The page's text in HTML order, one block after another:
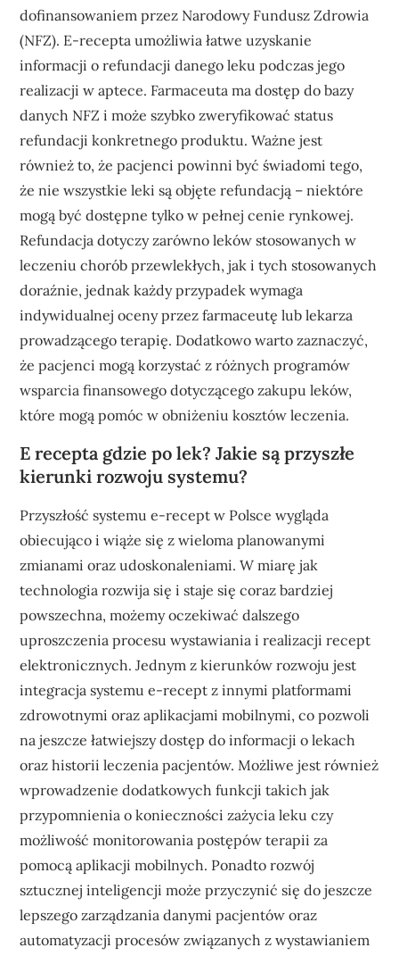
dofinansowaniem przez Narodowy Fundusz Zdrowia
(NFZ). E-recepta umożliwia łatwe uzyskanie
informacji o refundacji danego leku podczas jego
realizacji w aptece. Farmaceuta ma dostęp do bazy
danych NFZ i może szybko zweryfikować status
refundacji konkretnego produktu. Ważne jest
również to, że pacjenci powinni być świadomi tego,
że nie wszystkie leki są objęte refundacją – niektóre
mogą być dostępne tylko w pełnej cenie rynkowej.
Refundacja dotyczy zarówno leków stosowanych w
leczeniu chorób przewlekłych, jak i tych stosowanych
doraźnie, jednak każdy przypadek wymaga
indywidualnej oceny przez farmaceutę lub lekarza
prowadzącego terapię. Dodatkowo warto zaznaczyć,
że pacjenci mogą korzystać z różnych programów
wsparcia finansowego dotyczącego zakupu leków,
które mogą pomóc w obniżeniu kosztów leczenia.
E recepta gdzie po lek? Jakie są przyszłe
kierunki rozwoju systemu?
Przyszłość systemu e-recept w Polsce wygląda
obiecująco i wiąże się z wieloma planowanymi
zmianami oraz udoskonaleniami. W miarę jak
technologia rozwija się i staje się coraz bardziej
powszechna, możemy oczekiwać dalszego
uproszczenia procesu wystawiania i realizacji recept
elektronicznych. Jednym z kierunków rozwoju jest
integracja systemu e-recept z innymi platformami
zdrowotnymi oraz aplikacjami mobilnymi, co pozwoli
na jeszcze łatwiejszy dostęp do informacji o lekach
oraz historii leczenia pacjentów. Możliwe jest również
wprowadzenie dodatkowych funkcji takich jak
przypomnienia o konieczności zażycia leku czy
możliwość monitorowania postępów terapii za
pomocą aplikacji mobilnych. Ponadto rozwój
sztucznej inteligencji może przyczynić się do jeszcze
lepszego zarządzania danymi pacjentów oraz
automatyzacji procesów związanych z wystawianiem